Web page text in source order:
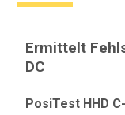
Ermittelt
DC
PosiTest HHD